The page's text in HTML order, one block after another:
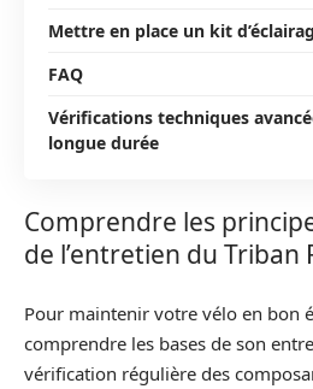
Mettre en place un kit
FAQ
Vérifications techniques
longue durée
Comprendre les
de l’entretien du Triban
Pour maintenir votre vélo en bon
comprendre les bases de son
vérification régulière des